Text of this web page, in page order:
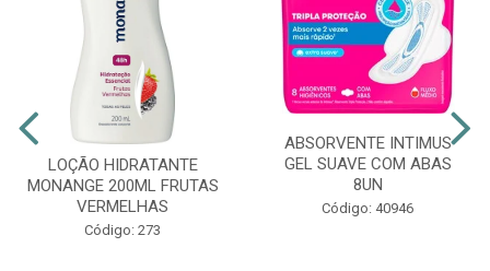
LOÇÃO HIDRATANTE
MONANGE 200ML FRUTAS
VERMELHAS
Código: 273
ABSORVENTE INTIMUS
GEL SUAVE COM ABAS
8UN
Código: 40946